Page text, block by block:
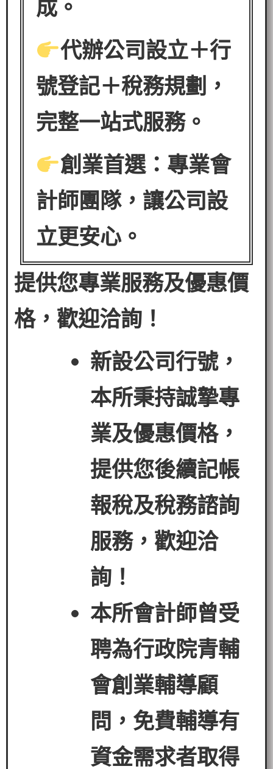
成。
代辦公司設立＋行
號登記＋稅務規劃，
完整一站式服務。
創業首選：專業會
計師團隊，讓公司設
立更安心。
提供您專業服務及優惠價
格，歡迎洽詢！
新設公司行號，
本所秉持誠摯專
業及優惠價格，
提供您後續記帳
報稅及稅務諮詢
服務，歡迎洽
詢！
本所會計師曾受
聘為行政院青輔
會創業輔導顧
問，免費輔導有
資金需求者取得